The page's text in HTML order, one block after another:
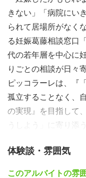
きない」「病院にい
られて居場所がなく
る妊娠葛藤相談窓口
代の若年層を中心に
りごとの相談が日々
ピッコラーレは、『
孤立することなく、
の実現』を目指して
うしよう」に寄り添
口）」）や居場所（
ら」・アフターケア
体験談・雰囲気
このアルバイトの雰